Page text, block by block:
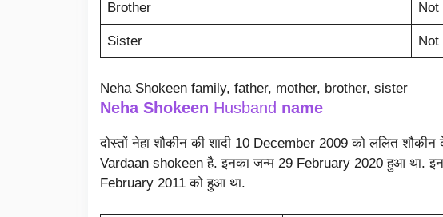
Brother Not
Sister Not
Neha Shokeen family, father, mother, brother, sister
Neha Shokeen Husband name
दोस्तों नेहा शौकीन की शादी 10 December 2009 को ललित
Vardaan shokeen है. इनका जन्म 29 February 2020 हुआ था.
February 2011 को हुआ था.